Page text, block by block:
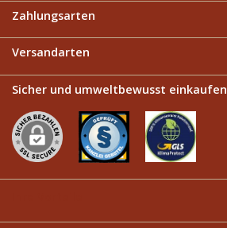
Zahlungsarten
Versandarten
Sicher und umweltbewusst einkaufen